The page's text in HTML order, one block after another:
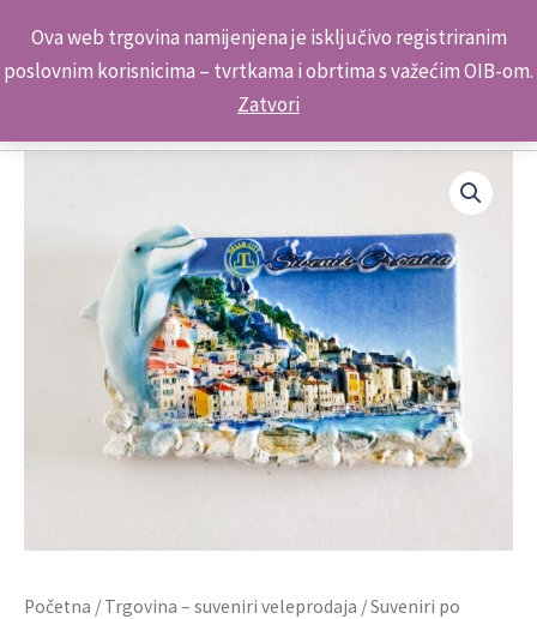
Ova web trgovina namijenjena je isključivo registriranim
poslovnim korisnicima – tvrtkama i obrtima s važećim OIB-om.
Zatvori
content
Kontakt telefon: +385 98 179 3891
Početna / Trgovina – suveniri veleprodaja /Suveniri po